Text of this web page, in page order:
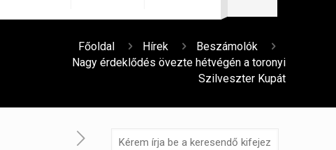
Főoldal Hírek
Beszámolók
Nagy érdeklődés övezte hétvégén a toronyi
Szilveszter Kupát